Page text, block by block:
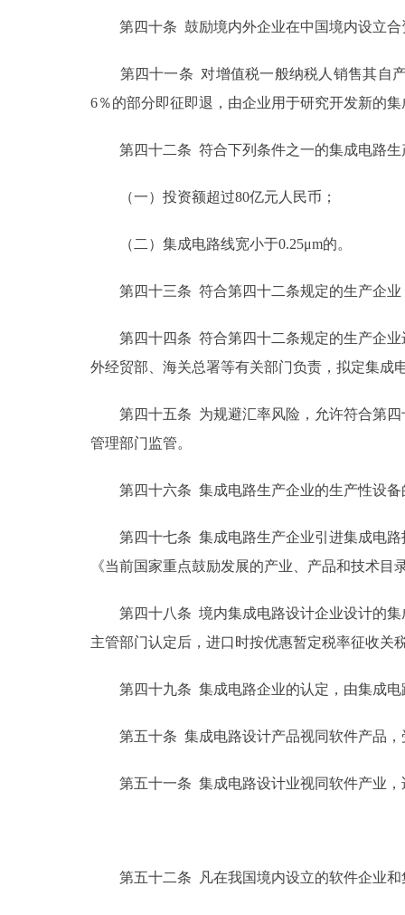
第四十条 鼓励境内外企业在中国境内设立合
第四十一条 对增值税一般纳税人销售其自产
6％的部分即征即退，由企业用于研究开发新的
第四十二条 符合下列条件之一的集成电路生
（一）投资额超过80亿元人民币；
（二）集成电路线宽小于0.25μm的。
第四十三条 符合第四十二条规定的生产企业
第四十四条 符合第四十二条规定的生产企业
外经贸部、海关总署等有关部门负责，拟定集成
第四十五条 为规避汇率风险，允许符合第四
管理部门监管。
第四十六条 集成电路生产企业的生产性设备
第四十七条 集成电路生产企业引进集成电路
《当前国家重点鼓励发展的产业、产品和技术
第四十八条 境内集成电路设计企业设计的集
主管部门认定后，进口时按优惠暂定税率征收关
第四十九条 集成电路企业的认定，由集成电
第五十条 集成电路设计产品视同软件产品，
第五十一条 集成电路设计业视同软件产业，
第五十二条 凡在我国境内设立的软件企业和